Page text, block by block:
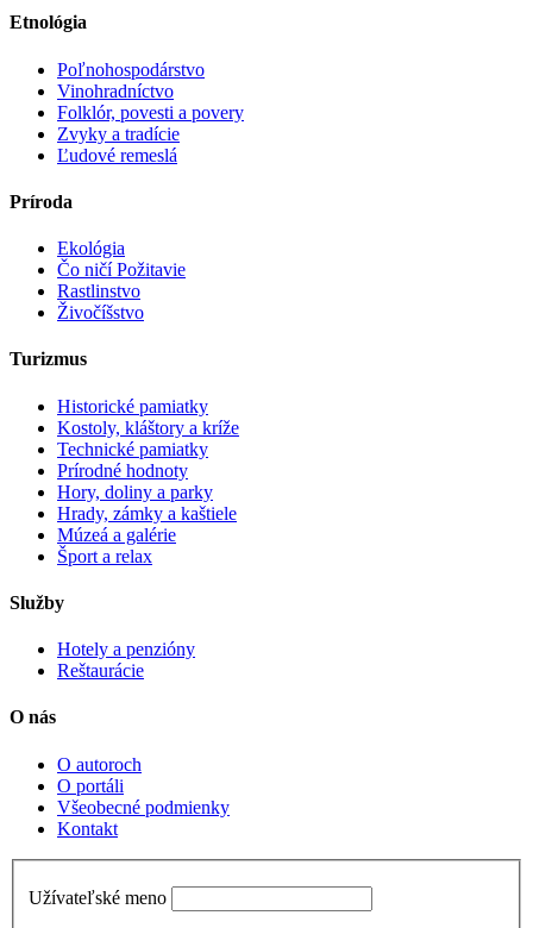
Etnológia
Poľnohospodárstvo
Vinohradníctvo
Folklór, povesti a povery
Zvyky a tradície
Ľudové remeslá
Príroda
Ekológia
Čo ničí Požitavie
Rastlinstvo
Živočíšstvo
Turizmus
Historické pamiatky
Kostoly, kláštory a kríže
Technické pamiatky
Prírodné hodnoty
Hory, doliny a parky
Hrady, zámky a kaštiele
Múzeá a galérie
Šport a relax
Služby
Hotely a penzióny
Reštaurácie
O nás
O autoroch
O portáli
Všeobecné podmienky
Kontakt
Užívateľské meno